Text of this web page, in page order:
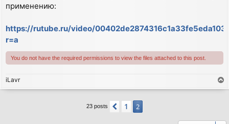
применению:
https://rutube.ru/video/
r=a
You do not have the required permissions to view the files attached to this post.
iLavr
o
23 posts Previous
1 2